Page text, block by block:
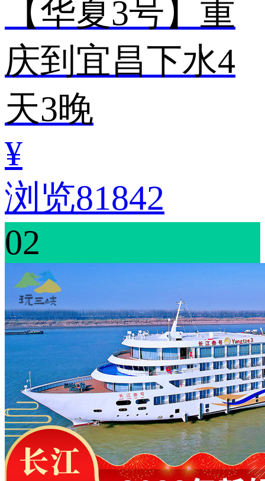
【华夏3号】重
庆到宜昌下水4
天3晚
¥
浏览81842
02